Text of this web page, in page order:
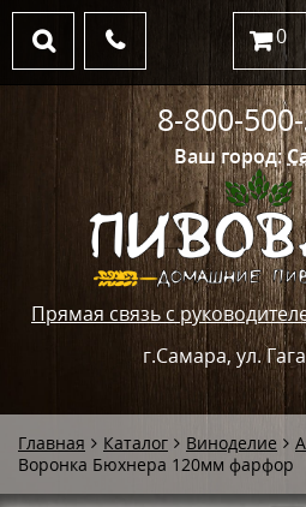
Ваш город:
Прямая связь с
г.Самара, ул.
8-800-
0
Главная Каталог Виноделие
Воронка Бюхнера 120мм фарфор